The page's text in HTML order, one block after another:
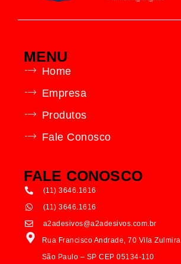
MENU
Home
Empresa
Produtos
Fale Conosco
FALE CONOSCO
(11) 3646.1616
(11) 3646.1616
a2adesivos@a2adesivos.com.br
Rua Francisco Andrade, 70 Vila Zulmira
São Paulo – SP CEP 05134-110